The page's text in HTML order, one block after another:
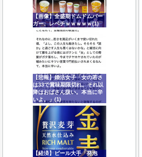
【画像】全盛期ドムドムバー
ガー、レベチｗｗｗｗｗ(1)
【悲報】婚活女子「女の若さ
は33で賞味期限切れ。それ以
降はおばさん扱い。本当に辛
いよ。」(1)
【経済】ビール大手「発泡